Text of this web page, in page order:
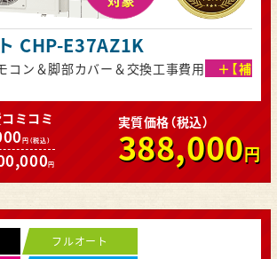
CHP-E37AZ1K
コン＆脚部カバー＆交換工事費用 ＋【補
ミコミ
円（税込）
円
実質価格（税込）
388,000円
フルオート